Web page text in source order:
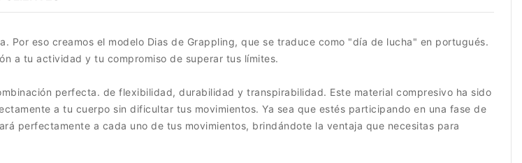
eso creamos el modelo Dias de Grappling, que se traduce como "día de lucha" en portugués.
a tu actividad y tu compromiso de superar tus límites.
perfecta. de flexibilidad, durabilidad y transpirabilidad. Este material compresivo ha sido
a tu cuerpo sin dificultar tus movimientos. Ya sea que estés participando en una fase de
perfectamente a cada uno de tus movimientos, brindándote la ventaja que necesitas para